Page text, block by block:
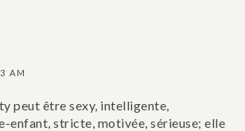
AM
peut être sexy, intelligente,
enfant, stricte, motivée, sérieuse; elle